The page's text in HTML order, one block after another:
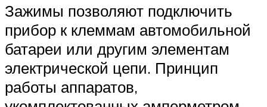
Зажимы позволяют подключить
прибор к клеммам автомобильной
батареи или другим элементам
электрической цепи. Принцип
работы аппаратов,